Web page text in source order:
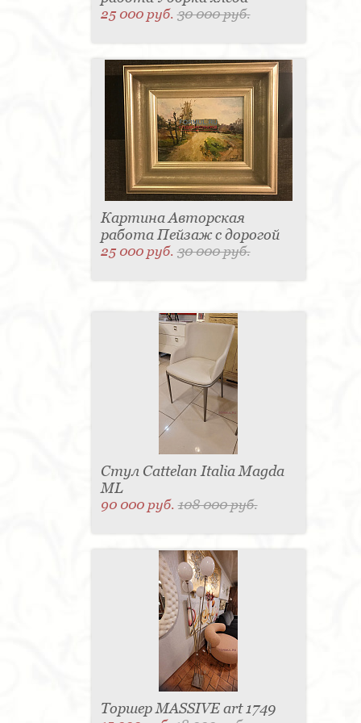
25 000 руб.30 000 руб.
Картина Авторская
работа Пейзаж с дорогой
25 000 руб.30 000 руб.
Стул Cattelan Italia Magda
ML
90 000 руб.108 000 руб.
Торшер MASSIVE art 1749